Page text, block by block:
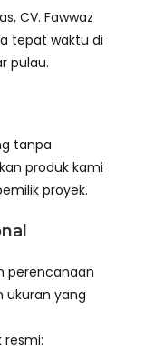
CV. Fawwaz
tepat waktu di
pulau.
tanpa
produk kami
proyek.
perencanaan
ukuran yang
resmi: